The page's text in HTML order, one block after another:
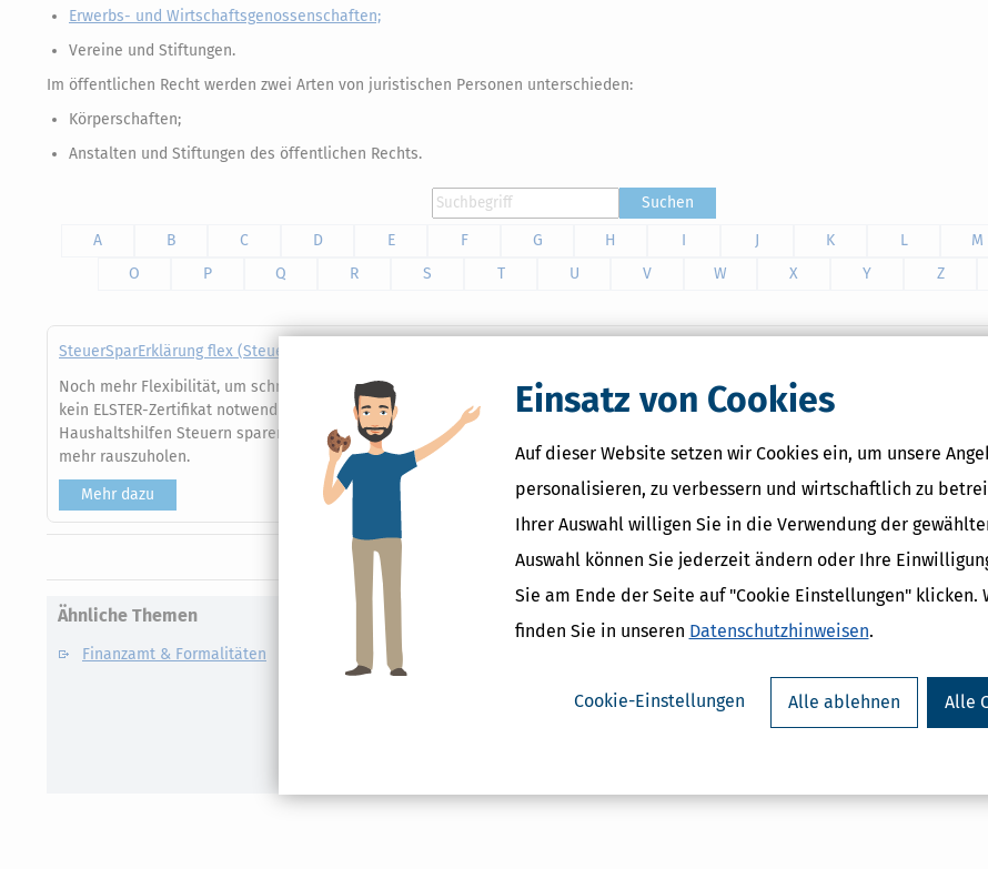
Einsatz von Cookies
Auf dieser Website setzen wir Cookies ein, um unsere
personalisieren, zu verbessern und wirtschaftlich zu
Ihrer Auswahl willigen Sie in die Verwendung der
Auswahl können Sie jederzeit ändern oder Ihre
Sie am Ende der Seite auf "Cookie Einstellungen"
finden Sie in unseren Datenschutzhinweisen.
Cookie-Einstellungen Alle ablehnen Alle
Erwerbs- und Wirtschaftsgenossenschaften;
Vereine und Stiftungen.
Im öffentlichen Recht werden zwei Arten von juristischen Personen unterschieden:
Körperschaften;
Anstalten und Stiftungen des öffentlichen Rechts.
Suchen
A
B C D E F G H I J K L M
O
P Q R S T U V W X Y Z
SteuerSparErklärung flex (Steuerjahr 2025)
Noch mehr Flexibilität, um schnell und einfach Ihre Steuererklärung 2025 zu erledigen: günstigerer Nachkauf weiterer Abgaben,
kein ELSTER-Zertifikat notwendig und exklusiv nur hier auf Steuertipps ein kostenloses eBook "Mit Handwerkern und
Haushaltshilfen Steuern sparen". Zahlreiche Steuertipps und automatische Optimierungsmöglichkeiten helfen Ihnen, noch
mehr rauszuholen.
Mehr dazu
Ähnliche Themen
Finanzamt & Formalitäten
Umsatzsteuer
Kapitalgesellschaft
Einkommensteuer